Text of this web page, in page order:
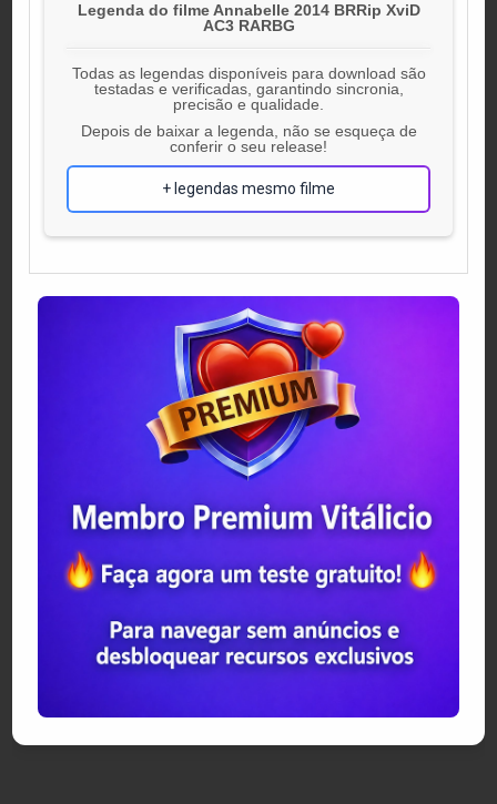
Legenda do filme Annabelle 2014 BRRip XviD
AC3 RARBG
Todas as legendas disponíveis para download são
testadas e verificadas, garantindo sincronia,
precisão e qualidade.
Depois de baixar a legenda, não se esqueça de
conferir o seu release!
+ legendas mesmo filme